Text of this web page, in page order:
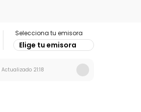
Selecciona tu emisora
Elige tu emisora
Actualizado 21:18